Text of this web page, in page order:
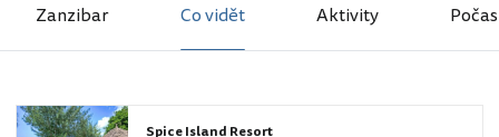
Zanzibar Co vidět Aktivity
Spice Island Resort